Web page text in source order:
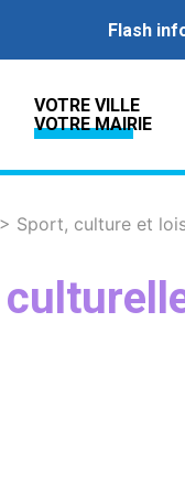
Flash
VOTRE VILLE
VOTRE MAIRIE
> Sport, culture et